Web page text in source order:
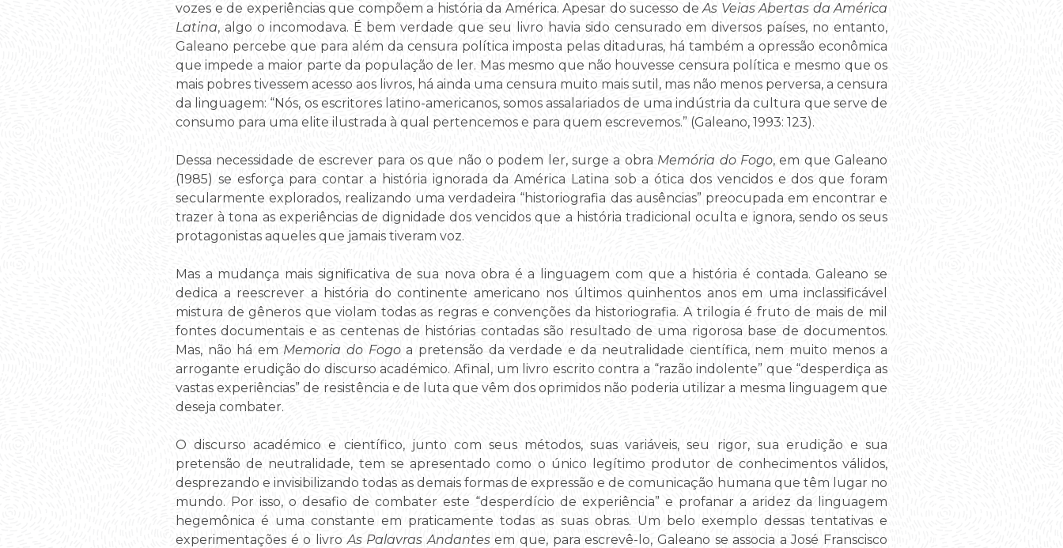
vozes e de experiências que compõem a história da América. Apesar do sucesso deAs Veias Abertas da América
Latina, algo o incomodava. É bem verdade que seu livro havia sido censurado em diversos países, no entanto,
Galeano percebe que para além da censura política imposta pelas ditaduras, há também a opressão econômica
que impede a maior parte da população de ler. Mas mesmo que não houvesse censura política e mesmo que os
mais pobres tivessem acesso aos livros, há ainda uma censura muito mais sutil, mas não menos perversa, a censura
da linguagem: “Nós, os escritores latino-americanos, somos assalariados de uma indústria da cultura que serve de
consumo para uma elite ilustrada à qual pertencemos e para quem escrevemos.” (Galeano, 1993: 123).
Dessa necessidade de escrever para os que não o podem ler, surge a obra Memória do Fogo, em que Galeano
(1985) se esforça para contar a história ignorada da América Latina sob a ótica dos vencidos e dos que foram
secularmente explorados, realizando uma verdadeira “historiografia das ausências” preocupada em encontrar e
trazer à tona as experiências de dignidade dos vencidos que a história tradicional oculta e ignora, sendo os seus
protagonistas aqueles que jamais tiveram voz.
Mas a mudança mais significativa de sua nova obra é a linguagem com que a história é contada. Galeano se
dedica a reescrever a história do continente americano nos últimos quinhentos anos em uma inclassificável
mistura de gêneros que violam todas as regras e convenções da historiografia. A trilogia é fruto de mais de mil
fontes documentais e as centenas de histórias contadas são resultado de uma rigorosa base de documentos.
Mas, não há em Memoria do Fogoa pretensão da verdade e da neutralidade científica, nem muito menos a
arrogante erudição do discurso académico. Afinal, um livro escrito contra a “razão indolente” que “desperdiça as
vastas experiências” de resistência e de luta que vêm dos oprimidos não poderia utilizar a mesma linguagem que
deseja combater.
O discurso académico e científico, junto com seus métodos, suas variáveis, seu rigor, sua erudição e sua
pretensão de neutralidade, tem se apresentado como o único legítimo produtor de conhecimentos válidos,
desprezando e invisibilizando todas as demais formas de expressão e de comunicação humana que têm lugar no
mundo. Por isso, o desafio de combater este “desperdício de experiência” e profanar a aridez da linguagem
hegemônica é uma constante em praticamente todas as suas obras. Um belo exemplo dessas tentativas e
experimentações é o livroAs Palavras Andantesem que, para escrevê-lo, Galeano se associa a José Franscisco